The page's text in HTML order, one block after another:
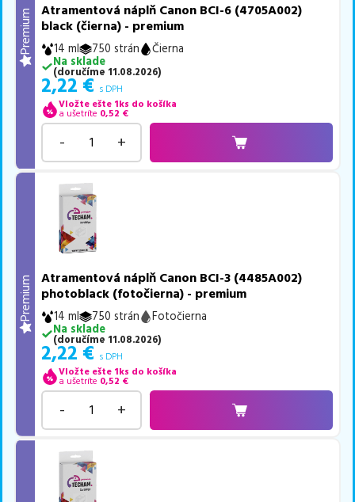
Premium
Atramentová náplň Canon BCI-6 (4705A002)
black (čierna) - premium
14 ml 750 strán
Čierna
Na sklade
(doručíme 11.08.2026)
2,22 € s DPH
Vložte ešte 1ks do košíka
a ušetríte 0,52 €
- +
Premium
Atramentová náplň Canon BCI-3 (4485A002)
photoblack (fotočierna) - premium
14 ml 750 strán
Fotočierna
Na sklade
(doručíme 11.08.2026)
2,22 € s DPH
Vložte ešte 1ks do košíka
a ušetríte 0,52 €
- +